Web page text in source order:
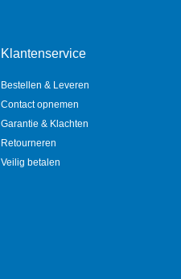
Klantenservice
Bestellen & Leveren
Contact opnemen
Garantie & Klachten
Retourneren
Veilig betalen